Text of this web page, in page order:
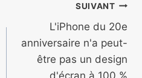
SUIVANT
L'iPhone du 20e
anniversaire n'a peut-
être pas un design